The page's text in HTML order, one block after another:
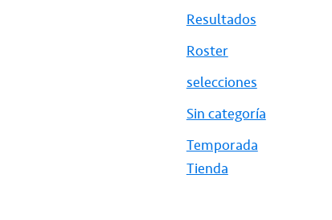
Resultados
Roster
selecciones
Sin categoría
Temporada
Tienda